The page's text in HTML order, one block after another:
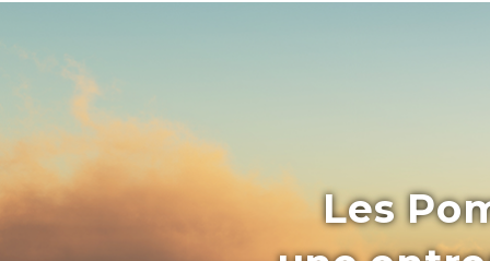
Les